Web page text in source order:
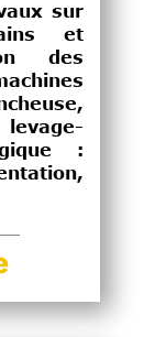
sur
et
des
: